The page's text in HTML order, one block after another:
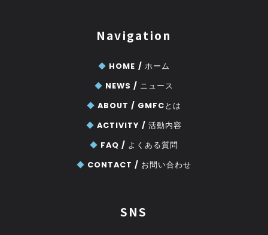
Navigation
◆ HOME / ホーム
◆ NEWS / ニュース
◆ ABOUT / GMFCとは
◆ ACTIVITY / 活動内容
◆ FAQ / よくある質問
◆ CONTACT / お問い合わせ
SNS